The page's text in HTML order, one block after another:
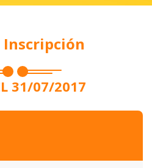
31/07/2017